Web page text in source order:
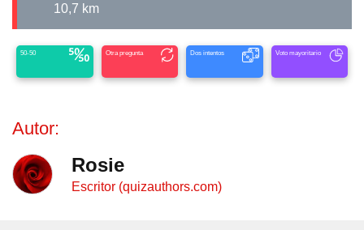
10,7 km
50-50 Otra pregunta Dos intentos Voto mayoritario
Autor:
Rosie
Escritor (quizauthors.com)